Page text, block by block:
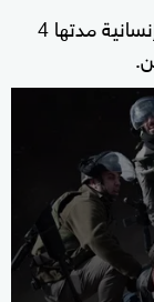
والجمعة بدأت إسرائيل وحركة حماس هدنة إنسانية مدتها 4
minute,
57
seconds